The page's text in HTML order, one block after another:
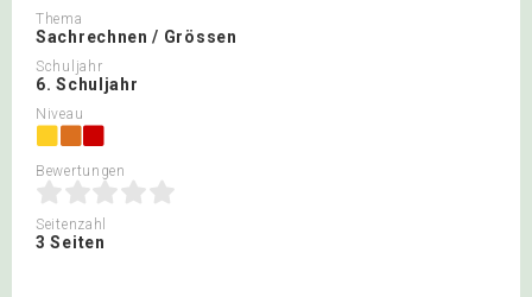
Thema
Sachrechnen / Grössen
Schuljahr
6. Schuljahr
Niveau
Bewertungen
Seitenzahl
3 Seiten